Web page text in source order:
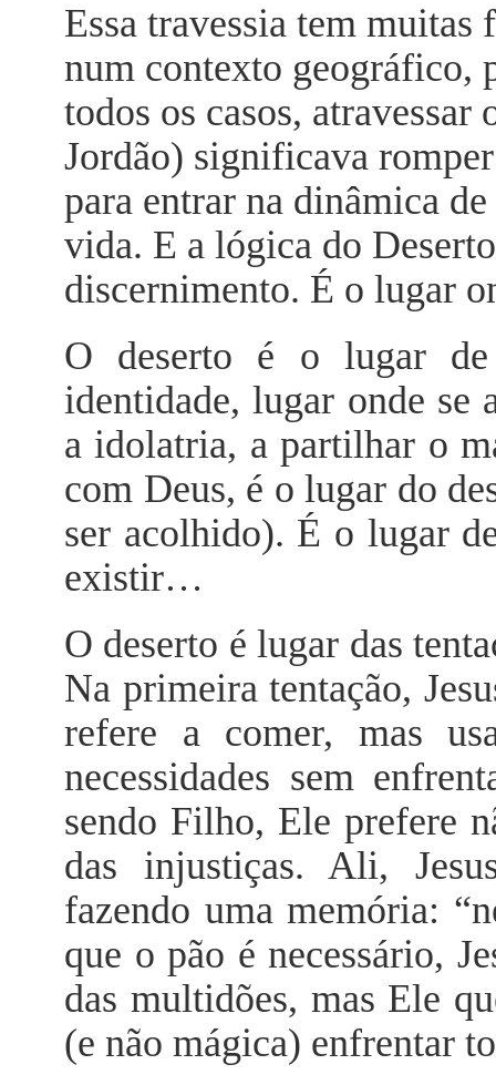
Essa travessia tem muitas
num contexto geográfico,
todos os casos, atravessar
Jordão) significava
para entrar na dinâmica
vida. E a lógica do
discernimento. É o lugar
O deserto é o lugar
identidade, lugar onde se
a idolatria, a partilhar o
com Deus, é o lugar do
ser acolhido). É o lugar
existir…
O deserto é lugar das
Na primeira tentação,
refere a comer, mas
necessidades sem
sendo Filho, Ele prefere
das injustiças. Ali,
fazendo uma memória:
que o pão é necessário,
das multidões, mas Ele
(e não mágica) enfrentar